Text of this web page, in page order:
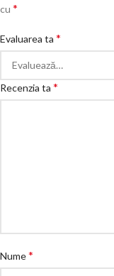
cu *
Evaluarea ta *
Recenzia ta *
Nume*